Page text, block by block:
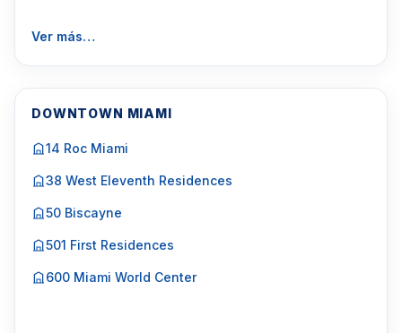
Ver más…
DOWNTOWN MIAMI
14 Roc Miami
38 West Eleventh Residences
50 Biscayne
501 First Residences
600 Miami World Center